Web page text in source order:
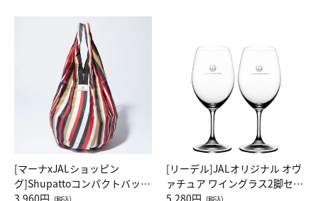
[マーナxJALショッピン
グ]Shupattoコンパクトバッグ
Drop JAL客室乗務員（LC）ス
3,960円
[リーデル]JALオリジナル オヴ
ァチュア ワイングラス2脚セッ
ト（レッドワイン）
5,280円